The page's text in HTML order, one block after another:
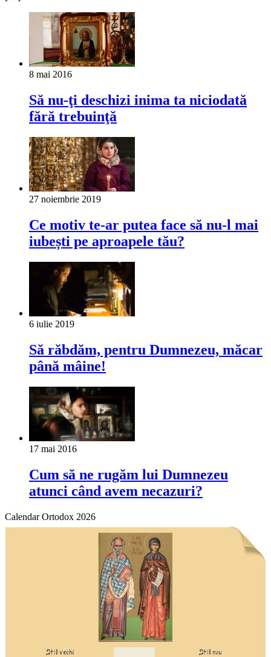
8 mai 2016
Să nu-ţi deschizi inima ta niciodată
fără trebuinţă
27 noiembrie 2019
Ce motiv te-ar putea face să nu-l mai
iubești pe aproapele tău?
6 iulie 2019
Să răbdăm, pentru Dumnezeu, măcar
până mâine!
17 mai 2016
Cum să ne rugăm lui Dumnezeu
atunci când avem necazuri?
Calendar Ortodox 2026